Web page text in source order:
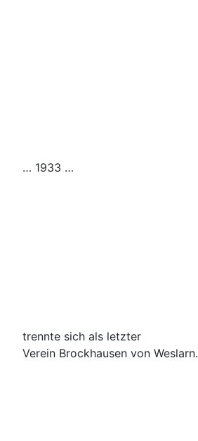
… 1933 …
trennte sich als letzter
Verein Brockhausen von Weslarn.